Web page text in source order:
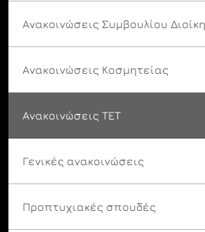
Ανακοινώσεις Συμβουλίου
Ανακοινώσεις Κοσμητείας
Ανακοινώσεις ΤΕΤ
Γενικές ανακοινώσεις
Προπτυχιακές σπουδές